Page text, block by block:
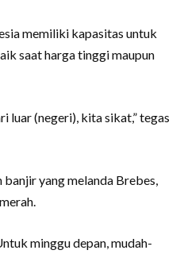
memiliki kapasitas untuk
saat harga tinggi maupun
luar (negeri), kita sikat,” tegas
yang melanda Brebes,
minggu depan, mudah-